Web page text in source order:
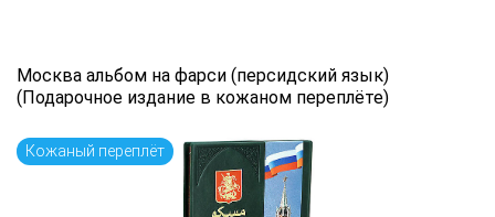
Москва альбом на фарси (персидский язык)
(Подарочное издание в кожаном переплёте)
Кожаный переплёт